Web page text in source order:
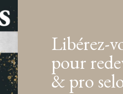
Libérez-
pour
& pro